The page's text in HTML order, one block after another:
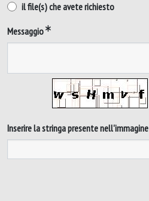
il file(s) che avete richiesto
Messaggio
Inserire la stringa presente nell'immagine